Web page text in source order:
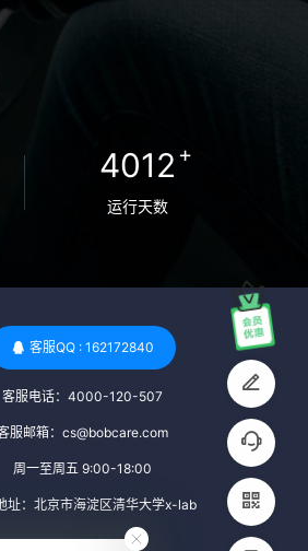
肝、丙肝、HIV、梅毒等。这些
捐赠者未携带任何可传染给受
。 药物与生活习惯：捐赠者需
使用者、非吸烟者、非吸毒
用可能影响卵子质量的药物，
物和避孕植入物。 学历与心理
：部分卵子库对捐赠者的学历
这并不是绝对的筛选条件。 心
对捐赠过程的态度、理解可能
及未来与受卵者的关系。这有
者在捐赠过程中保持积极的心
捐赠行为的意义。 其他标准 责
间表。这有助于确保捐赠周期
并保障受卵者的权益。 面试与
4012 +
运行天数
客服QQ : 162172840
客服电话：4000-120-507
服邮箱：cs@bobcare.com
周一至周五 9:00-18:00
址：北京市海淀区清华大学x-lab